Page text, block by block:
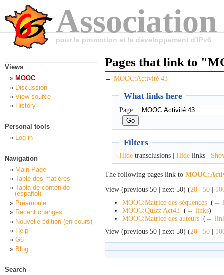
pour la promotion et le développement d'IPv6
Pages that link to
← MOOC:Activité 43
What links here
Page:
Filters
Hidetransclusions | Hidelinks |
The following pages link to
View (previous 50 | next 50) (20 | 50 |
MOOC:Matrice des séquences ( ←
MOOC:Quizz Act43 ( ← links)
MOOC:Matrice des auteurs ( ←
View (previous 50 | next 50) (20 | 50 |
Views
MOOC
Discussion
View source
History
Personal tools
Log in
Navigation
Main Page
Table des matières
Tabla de contenido
(español)
Préambule
Recent changes
Nouvelle édition (en cours)
Help
G6
Blog
Search